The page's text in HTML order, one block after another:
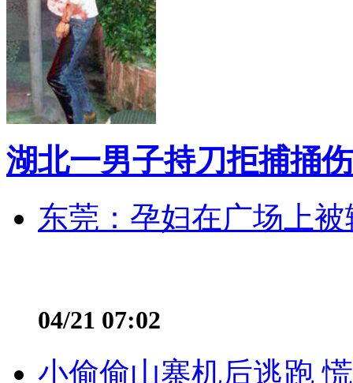
湖北一男子持刀拒捕捅
东莞：孕妇在广场上
04/21 07:02
小偷偷山寨机后逃跑